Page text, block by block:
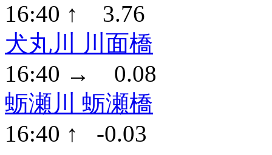
16:40 ↑ 3.76
犬丸川 川面橋
16:40 → 0.08
蛎瀬川 蛎瀬橋
16:40 ↑ -0.03